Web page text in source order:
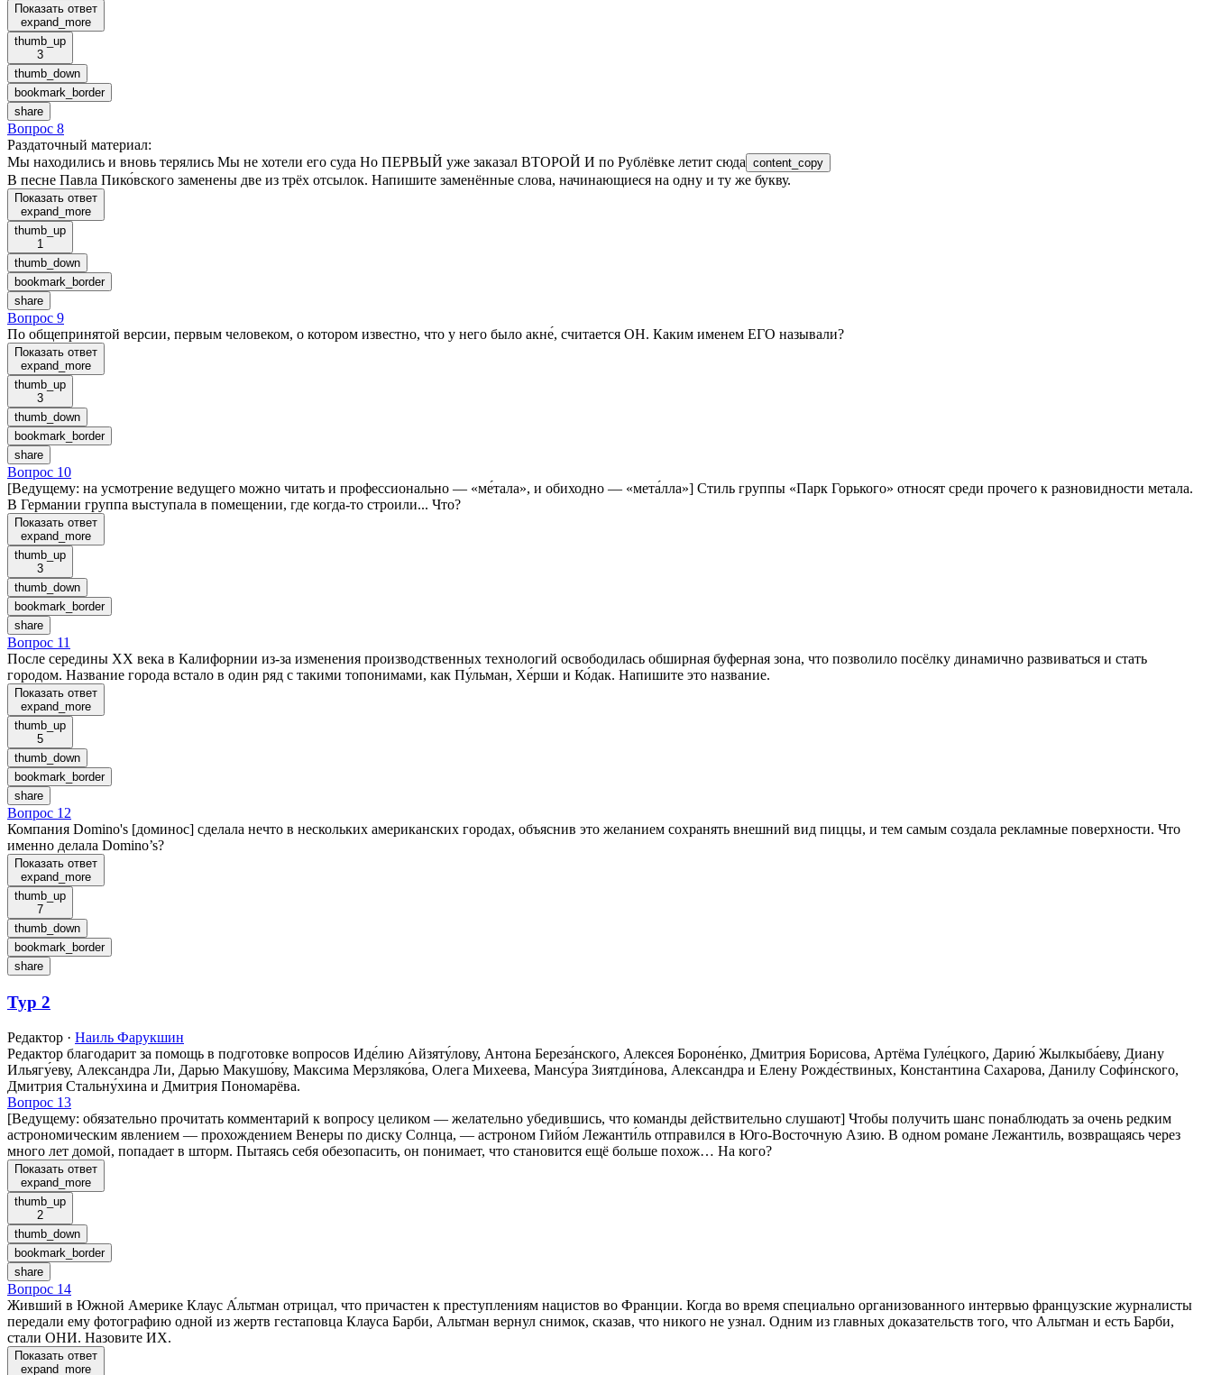
Показать ответ
expand_more
thumb_up
3
thumb_down
bookmark_border
share
Вопрос 8
Раздаточный материал:
Мы находились и вновь терялись Мы не хотели его суда Но ПЕРВЫЙ уже заказал ВТОРОЙ И по Рублёвке летит сюда content_copy
В песне Павла Пико́вского заменены две из трёх отсылок. Напишите заменённые слова, начинающиеся на одну и ту же букву.
Показать ответ
expand_more
thumb_up
1
thumb_down
bookmark_border
share
Вопрос 9
По общепринятой версии, первым человеком, о котором известно, что у него было акне́, считается ОН. Каким именем ЕГО называли?
Показать ответ
expand_more
thumb_up
3
thumb_down
bookmark_border
share
Вопрос 10
[Ведущему: на усмотрение ведущего можно читать и профессионально — «ме́тала», и обиходно — «мета́лла»] Стиль группы «Парк Горького» относят среди прочего к разновидности метала.
В Германии группа выступала в помещении, где когда-то строили... Что?
Показать ответ
expand_more
thumb_up
3
thumb_down
bookmark_border
share
Вопрос 11
После середины XX века в Калифорнии из-за изменения производственных технологий освободилась обширная буферная зона, что позволило посёлку динамично развиваться и стать
городом. Название города встало в один ряд с такими топонимами, как Пу́льман, Хе́рши и Ко́дак. Напишите это название.
Показать ответ
expand_more
thumb_up
5
thumb_down
bookmark_border
share
Вопрос 12
Компания Domino's [доминос] сделала нечто в нескольких американских городах, объяснив это желанием сохранять внешний вид пиццы, и тем самым создала рекламные поверхности. Что
именно делала Domino’s?
Показать ответ
expand_more
thumb_up
7
thumb_down
bookmark_border
share
Тур 2
Редактор · Наиль Фарукшин
Редактор благодарит за помощь в подготовке вопросов Иде́лию Айзяту́лову, Антона Береза́нского, Алексея Бороне́нко, Дмитрия Борисова, Артёма Гуле́цкого, Дарию́ Жылкыба́еву, Диану
Ильягу́еву, Александра Ли, Дарью Макушо́ву, Максима Мерзляко́ва, Олега Михеева, Мансу́ра Зиятди́нова, Александра и Елену Рожде́ствиных, Константина Сахарова, Данилу Софи́нского,
Дмитрия Стальну́хина и Дмитрия Пономарёва.
Вопрос 13
[Ведущему: обязательно прочитать комментарий к вопросу целиком — желательно убедившись, что команды действительно слушают] Чтобы получить шанс понаблюдать за очень редким
астрономическим явлением — прохождением Венеры по диску Солнца, — астроном Гийо́м Лежанти́ль отправился в Юго-Восточную Азию. В одном романе Лежантиль, возвращаясь через
много лет домой, попадает в шторм. Пытаясь себя обезопасить, он понимает, что становится ещё больше похож… На кого?
Показать ответ
expand_more
thumb_up
2
thumb_down
bookmark_border
share
Вопрос 14
Живший в Южной Америке Клаус А́льтман отрицал, что причастен к преступлениям нацистов во Франции. Когда во время специально организованного интервью французские журналисты
передали ему фотографию одной из жертв гестаповца Клауса Барби, Альтман вернул снимок, сказав, что никого не узнал. Одним из главных доказательств того, что Альтман и есть Барби,
стали ОНИ. Назовите ИХ.
Показать ответ
expand_more